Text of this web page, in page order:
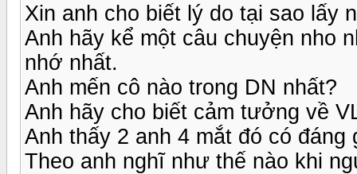
Xin anh cho biết lý do tại sao lấy
Anh hãy kể một câu chuyện nho
nhớ nhất.
Anh mến cô nào trong DN nhất?
Anh hãy cho biết cảm tưởng về
Anh thấy 2 anh 4 mắt đó có đáng
Theo anh nghĩ như thế nào khi